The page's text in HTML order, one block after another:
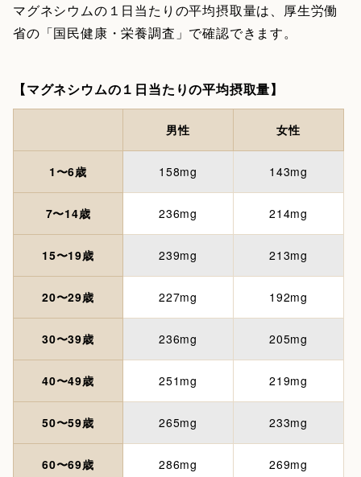
マグネシウムの１日当たりの平均摂取量は、厚生労働
省の「国民健康・栄養調査」で確認できます。
【マグネシウムの１日当たりの平均摂取量】
男性 女性
1〜6歳 158mg 143mg
7〜14歳 236mg 214mg
15〜19歳 239mg 213mg
20〜29歳 227mg 192mg
30〜39歳 236mg 205mg
40〜49歳 251mg 219mg
50〜59歳 265mg 233mg
60〜69歳 286mg 269mg